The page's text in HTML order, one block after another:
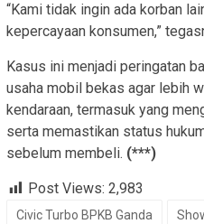
“Kami tidak ingin ada korban
kepercayaan konsumen,”
Kasus ini menjadi peringatan
usaha mobil bekas agar lebih
kendaraan, termasuk yang
serta memastikan status
sebelum membeli. (***)
Post Views: 2,983
Civic Turbo BPKB Ganda